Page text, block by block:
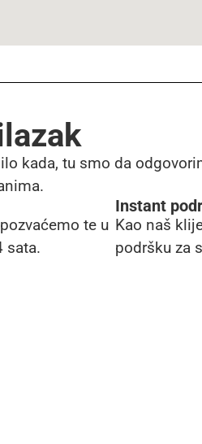
kada, tu smo da
te u
sata.
Instant
Kao naš
podršku za